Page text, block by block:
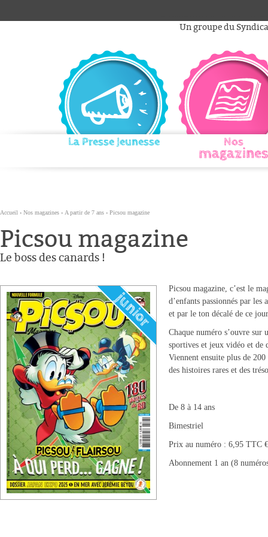
au
personnels
Un groupe du
La Presse Jeunesse Nos
magazines
Accueil › Nos magazines › A partir de 7 ans › Picsou magazine
Picsou magazine
Le boss des canards !
Picsou magazine, c’est le
d’enfants passionnés par les
et par le ton décalé de ce
Chaque numéro s’ouvre sur
sportives et jeux vidéo et de
Viennent ensuite plus de
des histoires rares et des
De 8 à 14 ans
Bimestriel
Prix au numéro : 6,95 TTC €
Abonnement 1 an (8